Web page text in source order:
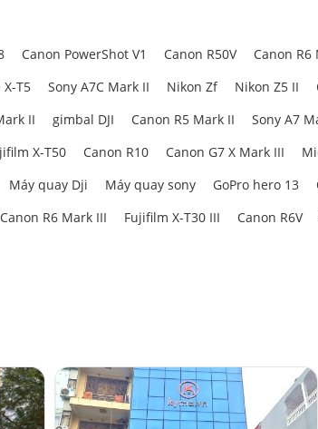
Canon PowerShot V1 Canon R50V Canon R6
T5 Sony A7C Mark II Nikon Zf Nikon Z5 II
II gimbal DJI Canon R5 Mark II Sony A7
X-T50 Canon R10 Canon G7 X Mark III
Máy quay Dji Máy quay sony GoPro hero 13
Canon R6 Mark III Fujifilm X-T30 III Canon R6V